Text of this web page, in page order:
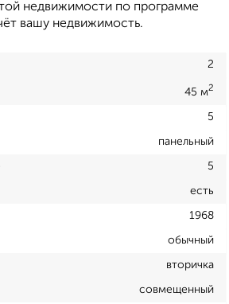
недвижимости по программе
вашу недвижимость.
2
45 м2
5
панельный
5
есть
1968
обычный
вторичка
совмещенный